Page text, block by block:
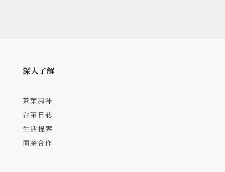
深入了解
茶葉風味
台茶日誌
生活提案
商業合作